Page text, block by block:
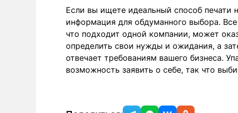
Если вы ищете идеальный способ печати
информация для обдуманного выбора.
что подходит одной компании, может
определить свои нужды и ожидания, а
отвечает требованиям вашего бизнеса.
возможность заявить о себе, так что